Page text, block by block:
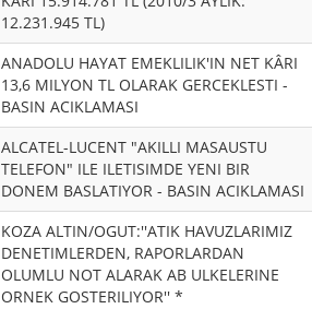
12.231.945 TL)
ANADOLU HAYAT EMEKLILIK'IN NET KÂRI
13,6 MILYON TL OLARAK GERCEKLESTI -
BASIN ACIKLAMASI
ALCATEL-LUCENT "AKILLI MASAUSTU
TELEFON" ILE ILETISIMDE YENI BIR
DONEM BASLATIYOR - BASIN ACIKLAMASI
KOZA ALTIN/OGUT:''ATIK HAVUZLARIMIZ
DENETIMLERDEN, RAPORLARDAN
OLUMLU NOT ALARAK AB ULKELERINE
ORNEK GOSTERILIYOR'' *